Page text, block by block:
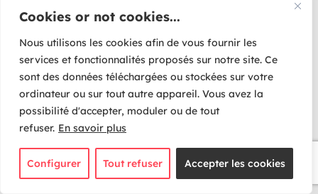
Cookies or not cookies...
Nous utilisons les cookies afin de vous fournir les
services et fonctionnalités proposés sur notre site. Ce
sont des données téléchargées ou stockées sur votre
ordinateur ou sur tout autre appareil. Vous avez la
possibilité d'accepter, moduler ou de tout
refuser. En savoir plus
Configurer Tout refuser Accepter les cookies